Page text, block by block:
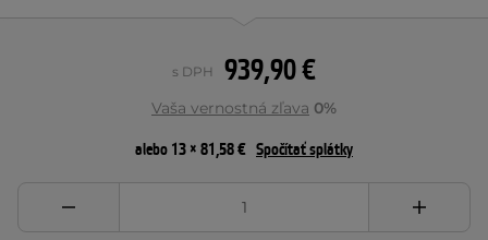
939,90 €
s DPH
Vaša vernostná zľava 0%
alebo 13 × 81,58 € Spočítať splátky